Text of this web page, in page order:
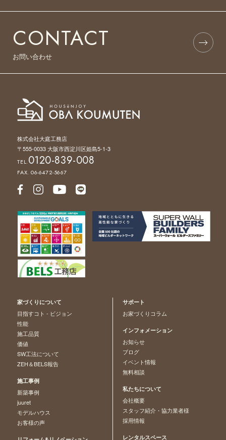
CONTACT
お問い合わせ
株式会社大庭工務店
〒555-0033 大阪市西淀川区姫島5-1-3
TEL.0120-839-008
FAX. 06-6472-5667
家づくりについて
目指すコト - ビジョン
性能
施工品質
価値
SW工法について
ZEH＆BELS報告
施工事例
新築事例
juuret
モデルハウス
お客様の声
サポート
お家づくりコラム
インフォメーション
お知らせ
ブログ
イベント情報
無料相談
私たちについて
会社概要
スタッフ紹介・協力業者様
採用情報
レンタルスペース